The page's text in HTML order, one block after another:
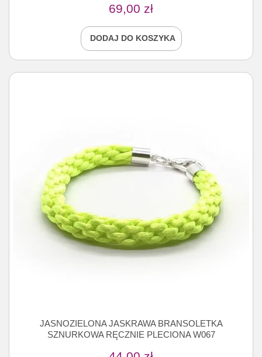
69,00 zł
DODAJ DO KOSZYKA
JASNOZIELONA JASKRAWA BRANSOLETKA
SZNURKOWA RĘCZNIE PLECIONA W067